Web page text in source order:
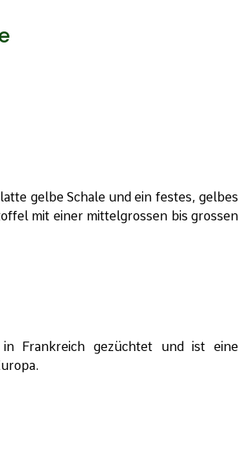
gelbe Schale und ein festes, gelbes
mit einer mittelgrossen bis grossen
Frankreich gezüchtet und ist eine